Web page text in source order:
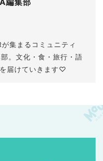
編集部
集まるコミュニティ
。文化・食・旅行・語
届けていきます♡